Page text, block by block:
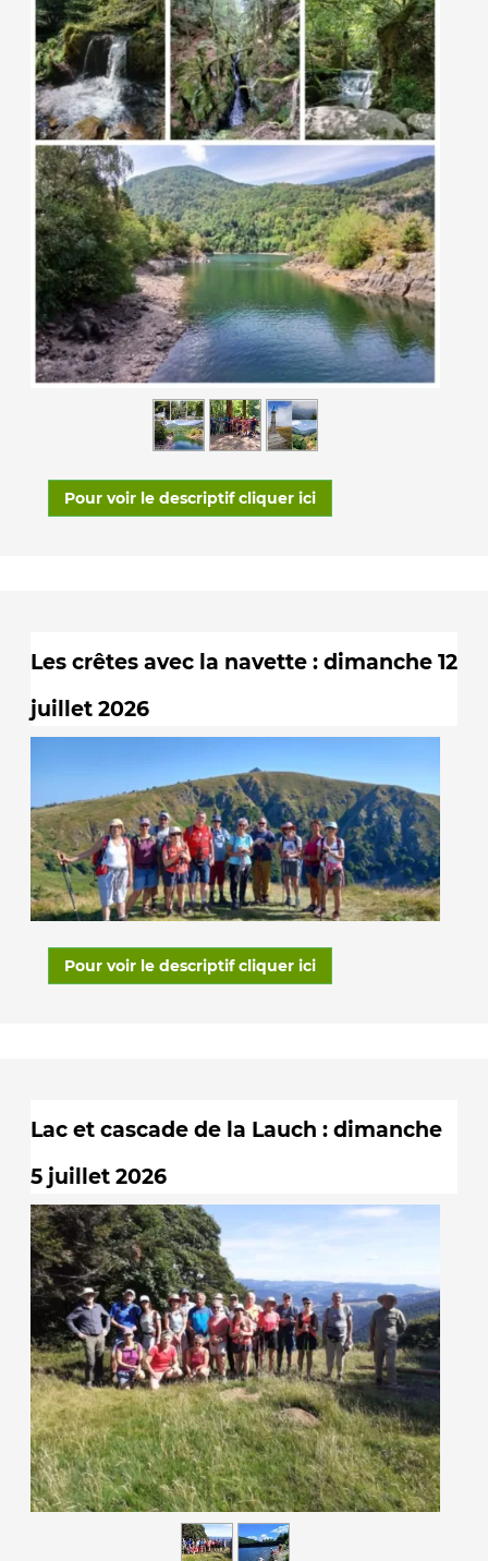
Pour voir le descriptif cliquer ici
Les crêtes avec la navette : dimanche 12
juillet 2026
Pour voir le descriptif cliquer ici
Lac et cascade de la Lauch : dimanche
5 juillet 2026